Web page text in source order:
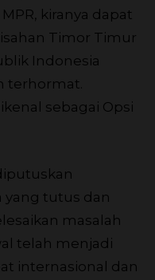
kiranya dapat
Timor Timur
Indonesia
terhormat.
sebagai Opsi
yang tutus dan
masalah
telah menjadi
internasional dan